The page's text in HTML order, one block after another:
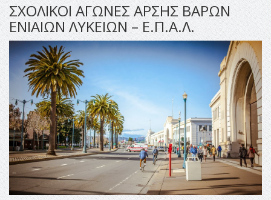
ΣΧΟΛΙΚΟΙ ΑΓΩΝΕΣ ΑΡΣΗΣ ΒΑΡΩΝ
ΕΝΙΑΙΩΝ ΛΥΚΕΙΩΝ – Ε.Π.Α.Λ.